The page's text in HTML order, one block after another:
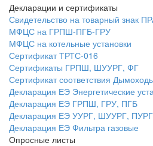
Декларации и сертификаты
Свидетельство на товарный знак
МФЦС на ГРПШ-ПГБ-ГРУ
МФЦС на котельные установки
Сертификат ТРТС-016
Сертификаты ГРПШ, ШУУРГ, ФГ
Сертификат соответствия
Декларация ЕЭ Энергетические
Декларация ЕЭ ГРПШ, ГРУ, ПГБ
Декларация ЕЭ УУРГ, ШУУРГ,
Декларация ЕЭ Фильтра газовые
Опросные листы